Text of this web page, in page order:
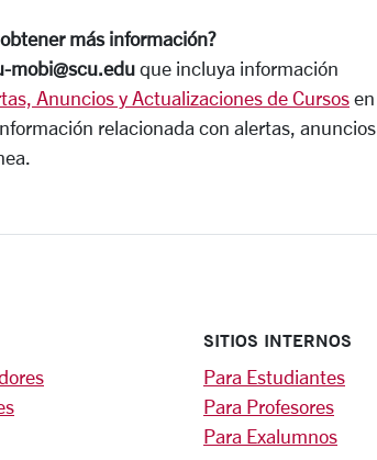
más información?
mobi@scu.edu que incluya información
Anuncios y Actualizaciones de Cursos en
relacionada con alertas, anuncios
SITIOS INTERNOS
Para Estudiantes
Para Profesores
Para Exalumnos